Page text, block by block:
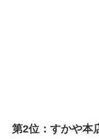
第2位：すかや本